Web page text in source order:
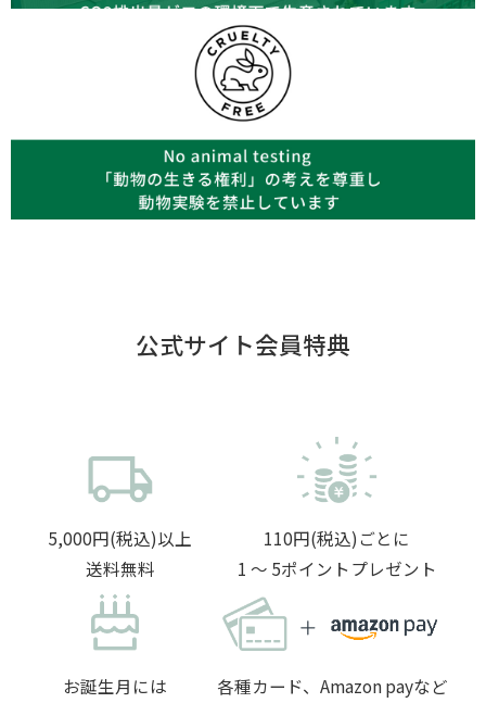
公式サイト会員特典
5,000円(税込)以上
送料無料
110円(税込)ごとに
1 〜 5ポイントプレゼント
お誕生月には
各種カード、Amazon payなど